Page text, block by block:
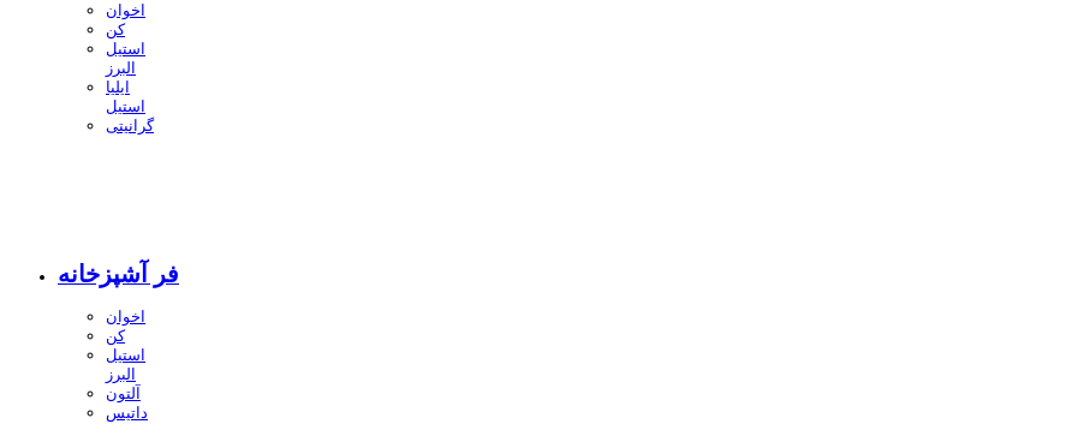
اخوان
کن
استیل
البرز
ایلیا
استیل
گرانیتی
فر آشپزخانه
اخوان
کن
استیل
البرز
آلتون
داتیس